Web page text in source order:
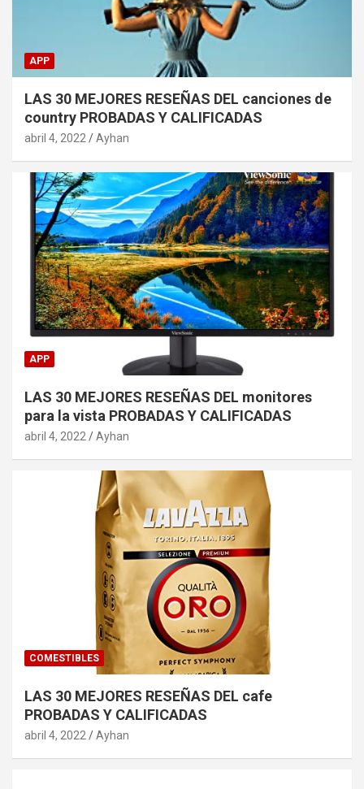
APP
LAS 30 MEJORES RESEÑAS DEL canciones de
country PROBADAS Y CALIFICADAS
abril 4, 2022 Ayhan
APP
LAS 30 MEJORES RESEÑAS DEL monitores
para la vista PROBADAS Y CALIFICADAS
abril 4, 2022 Ayhan
COMESTIBLES
LAS 30 MEJORES RESEÑAS DEL cafe
PROBADAS Y CALIFICADAS
abril 4, 2022 Ayhan